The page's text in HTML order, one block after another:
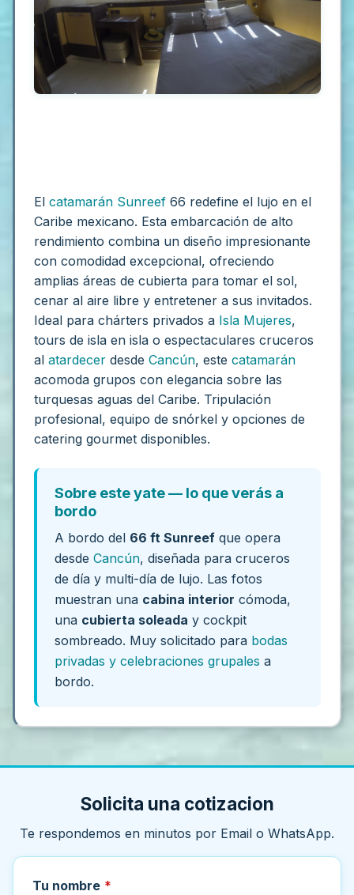
El catamarán Sunreef 66 redefine el lujo en el
Caribe mexicano. Esta embarcación de alto
rendimiento combina un diseño impresionante
con comodidad excepcional, ofreciendo
amplias áreas de cubierta para tomar el sol,
cenar al aire libre y entretener a sus invitados.
Ideal para chárters privados a Isla Mujeres,
tours de isla en isla o espectaculares cruceros
al atardecer desde Cancún, este catamarán
acomoda grupos con elegancia sobre las
turquesas aguas del Caribe. Tripulación
profesional, equipo de snórkel y opciones de
catering gourmet disponibles.
Sobre este yate — lo que verás a
bordo
A bordo del 66 ft Sunreef que opera
desdeCancún, diseñada para cruceros
de día y multi-día de lujo. Las fotos
muestran una cabina interior cómoda,
una cubierta soleada y cockpit
sombreado. Muy solicitado para bodas
privadas y celebraciones grupales a
bordo.
Solicita una cotizacion
Te respondemos en minutos por Email o WhatsApp.
Tu nombre *